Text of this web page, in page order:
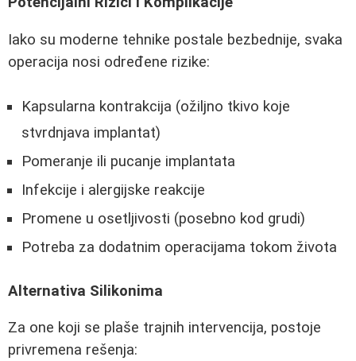
Iako su moderne tehnike postale bezbednije, svaka
operacija nosi određene rizike:
Kapsularna kontrakcija (ožiljno tkivo koje
stvrdnjava implantat)
Pomeranje ili pucanje implantata
Infekcije i alergijske reakcije
Promene u osetljivosti (posebno kod grudi)
Potreba za dodatnim operacijama tokom života
Alternativa Silikonima
Za one koji se plaše trajnih intervencija, postoje
privremena rešenja: